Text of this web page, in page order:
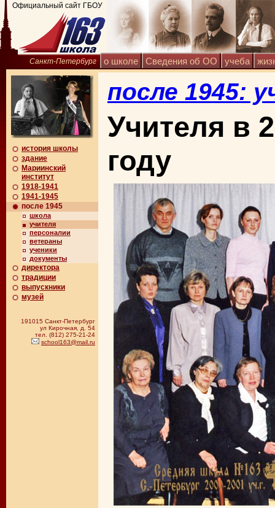
Официальный сайт ГБОУ
Санкт-Петербург о школе Сведения об ОО учеба
история школы
здание
Мариинский
институт
1918-1941
1941-1945
после 1945
школа
учителя
персоналии
ветераны
ученики
документы
директора
традиции
выпускники
музей
191015 Санкт-Петербург
ул Кирочная, д. 54
тел. (812) 275-21-24
school163@mail.ru
после 1945:
Учителя в
году